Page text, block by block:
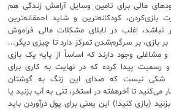
مالی برای تامین وسایل آرامش زندگی هم
کودکانه‌ترین و شاید احمقانه‌ترین
نباشد، اغلب در لابلای مشکلات مالی فراموش
بازی، بر سرگرم‌شدن تمرکز دارد تا چیزی دیگر...
مشاغلی وجود دارند که اساساً از پایه یک بازی‌
رسمیت پیدا کرده که در نهایت به کاری برای
شکی نیست که صدای این زنگ به گوشتان
تا آخرهفته در استخر، تنی به آب بزنید یا
(بازی کنید!) این یعنی برای پول درآوردن باید